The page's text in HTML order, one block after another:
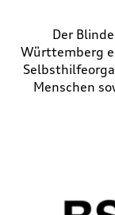
Der
Württemberg
Menschen